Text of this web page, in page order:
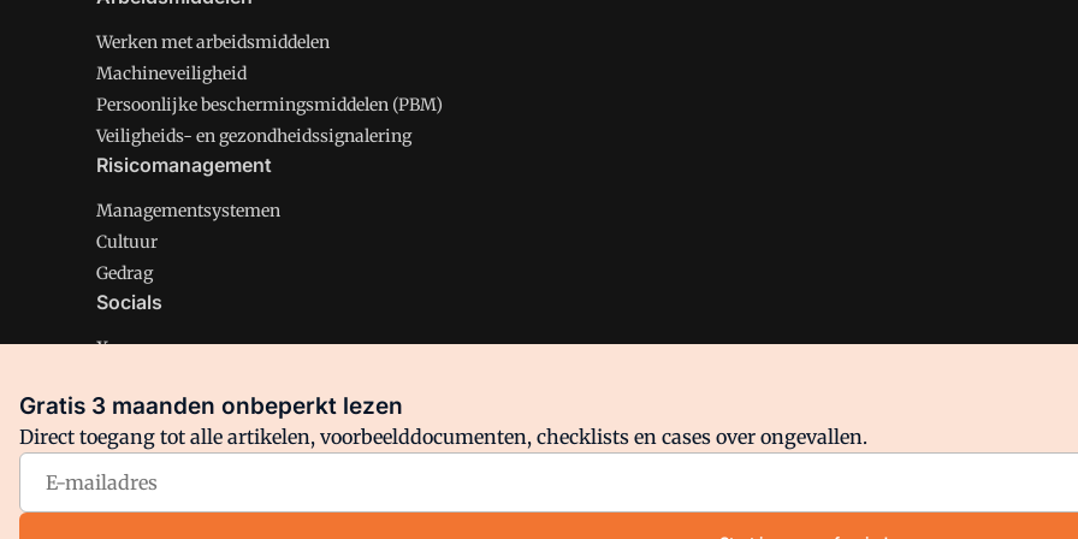
Werken met arbeidsmiddelen
Machineveiligheid
Persoonlijke beschermingsmiddelen (PBM)
Veiligheids- en gezondheidssignalering
Risicomanagement
Managementsystemen
Cultuur
Gedrag
Socials
X
Facebook
Arbo is onderdeel van VMN media. Lees inons manifestwaar VMN media voor staat. Op gebruik van deze site zijn de
Gratis 3 maanden onbeperkt lezen
Direct toegang tot alle artikelen, voorbeelddocumenten, checklists en cases over ongevallen.